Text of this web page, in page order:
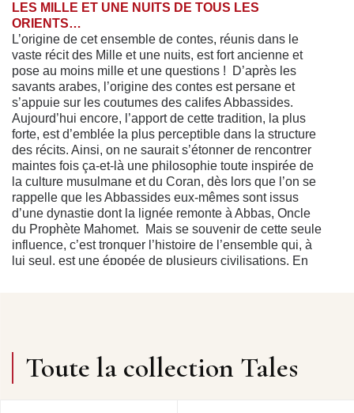
LES MILLE ET UNE NUITS DE TOUS LES
ORIENTS…
L’origine de cet ensemble de contes, réunis dans le
vaste récit des Mille et une nuits, est fort ancienne et
pose au moins mille et une questions ! D’après les
savants arabes, l’origine des contes est persane et
s’appuie sur les coutumes des califes Abbassides.
Aujourd’hui encore, l’apport de cette tradition, la plus
forte, est d’emblée la plus perceptible dans la structure
des récits. Ainsi, on ne saurait s’étonner de rencontrer
maintes fois ça-et-là une philosophie toute inspirée de
la culture musulmane et du Coran, dès lors que l’on se
rappelle que les Abbassides eux-mêmes sont issus
d’une dynastie dont la lignée remonte à Abbas, Oncle
du Prophète Mahomet. Mais se souvenir de cette seule
influence, c’est tronquer l’histoire de l’ensemble qui, à
lui seul, est une épopée de plusieurs civilisations. En
aux génies et aux êtres surnaturels… Mais ils sont aussi
faits d’emprunts aux contes d’Iraq, que les caravanes de
marchands ont pu véhiculer lentement, ou d’Egypte, du
Toute la collection Tales